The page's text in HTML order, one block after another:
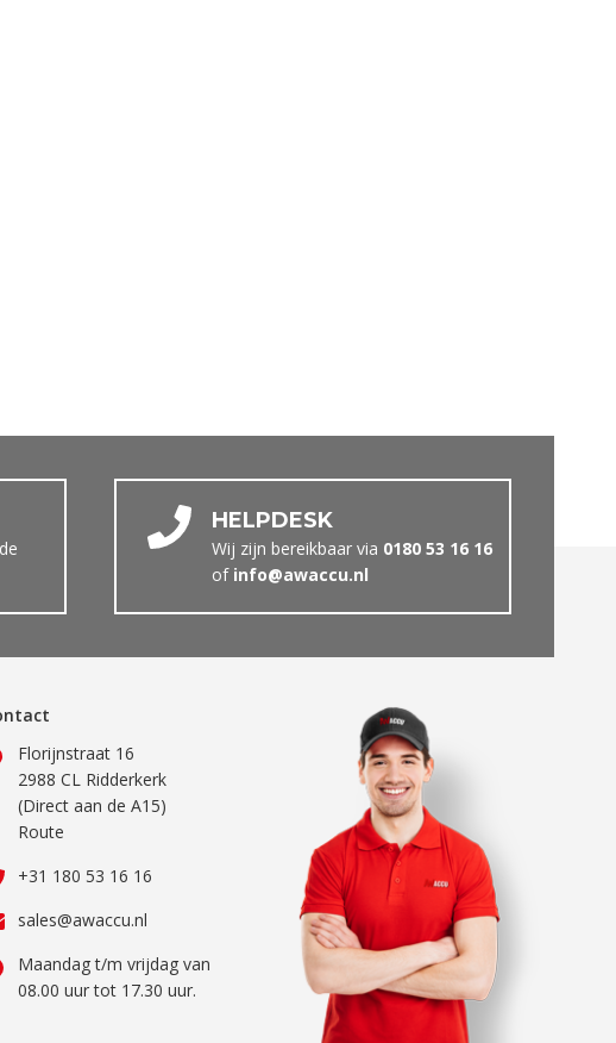
HELPDESK
Wij zijn bereikbaar via 0180 53 16 16
of info@awaccu.nl
Florijnstraat 16
2988 CL Ridderkerk
(Direct aan de A15)
Route
+31 180 53 16 16
sales@awaccu.nl
Maandag t/m vrijdag van
08.00 uur tot 17.30 uur.